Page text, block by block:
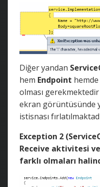
Diğer yandan
hem Endpoint hemde
olması
ekran görüntüsünde
istisnası
Exception 2
Receive aktivitesi
farklı olmaları